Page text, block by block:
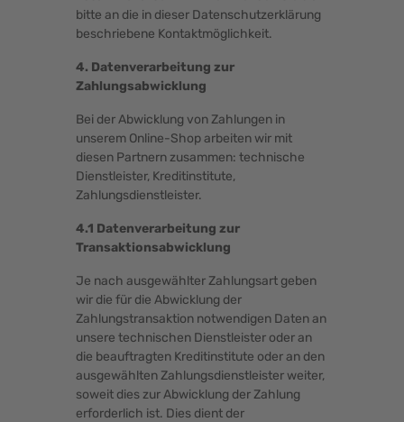
bitte an die in dieser Datenschutzerklärung
beschriebene Kontaktmöglichkeit.
4. Datenverarbeitung zur
Zahlungsabwicklung
Bei der Abwicklung von Zahlungen in
unserem Online-Shop arbeiten wir mit
diesen Partnern zusammen: technische
Dienstleister, Kreditinstitute,
Zahlungsdienstleister.
4.1 Datenverarbeitung zur
Transaktionsabwicklung
Je nach ausgewählter Zahlungsart geben
wir die für die Abwicklung der
Zahlungstransaktion notwendigen Daten an
unsere technischen Dienstleister oder an
die beauftragten Kreditinstitute oder an den
ausgewählten Zahlungsdienstleister weiter,
soweit dies zur Abwicklung der Zahlung
erforderlich ist. Dies dient der